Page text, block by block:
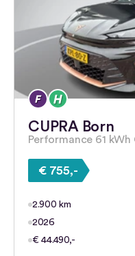
CUPRA Born
Performance 61 kWh
€ 755,-
2.900 km
2026
€ 44.490,-